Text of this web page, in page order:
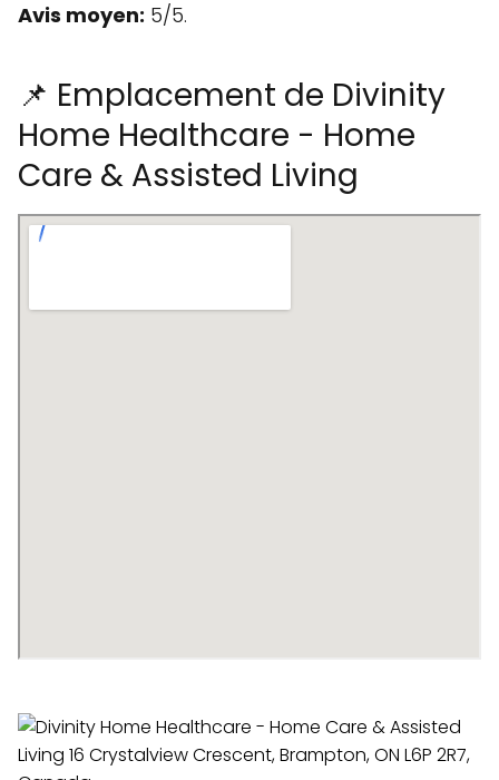
Avis moyen: 5/5.
📌 Emplacement de Divinity
Home Healthcare - Home
Care & Assisted Living